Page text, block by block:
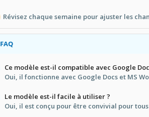
Révisez chaque semaine pour ajuster les
FAQ
Ce modèle est-il compatible avec Google
Oui, il fonctionne avec Google Docs et MS
Le modèle est-il facile à utiliser ?
Oui, il est conçu pour être convivial pour